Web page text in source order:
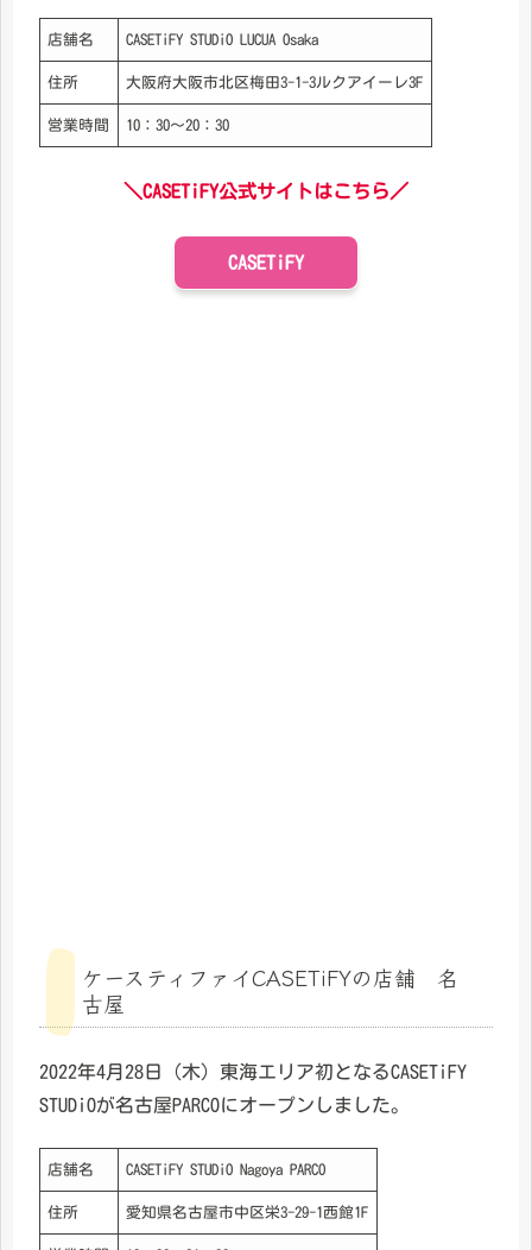
店舗名 CASETiFY STUDiO LUCUA Osaka
住所 大阪府大阪市北区梅田3-1-3ルクアイーレ3F
営業時間 10：30〜20：30
＼CASETiFY公式サイトはこちら／
CASETiFY
ケースティファイCASETiFYの店舗 名
古屋
2022年4月28日（木）東海エリア初となるCASETiFY
STUDiOが名古屋PARCOにオープンしました。
店舗名 CASETiFY STUDiO Nagoya PARCO
住所 愛知県名古屋市中区栄3-29-1西館1F